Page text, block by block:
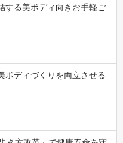
する美ボディ向きお手軽ご
ボディづくりを両立させる